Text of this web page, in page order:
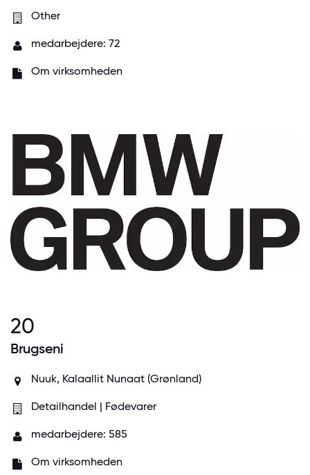
Other
medarbejdere: 72
Om virksomheden
20
Brugseni
Nuuk, Kalaallit Nunaat (Grønland)
Detailhandel | Fødevarer
medarbejdere: 585
Om virksomheden